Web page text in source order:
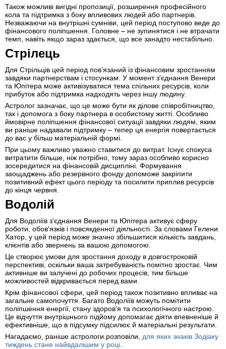
Також можливі вигідні пропозиції, розширення професійного
кола та підтримка з боку впливових людей або партнерів.
Незважаючи на внутрішні сумніви, цей період поступово веде до
фінансового поліпшення. Головне – не зупинятися і не втрачати
темп, навіть якщо зараз здається, що все занадто нестабільно.
Стрілець
Для Стрільців цей період пов'язаний із фінансовим зростанням
завдяки партнерствам і стосункам. У момент з'єднання Венери
та Юпітера може активізуватися тема спільних ресурсів, коли
прибуток або підтримка надходять через іншу людину.
Астролог зазначає, що це може бути як ділове співробітництво,
так і допомога з боку партнера в особистому житті. Особливо
ймовірне поліпшення фінансової ситуації завдяки людям, яким
ви раніше надавали підтримку – тепер ця енергія повертається
до вас у більш матеріальній формі.
При цьому важливо уважно ставитися до витрат. Існує спокуса
витратити більше, ніж потрібно, тому зараз особливо корисно
зосередитися на фінансовій дисципліні. Формування
заощаджень або резервного фонду допоможе закріпити
позитивний ефект цього періоду та посилити приплив ресурсів
до кінця червня.
Водолій
Для Водоліїв з'єднання Венери та Юпітера активує сферу
роботи, обов'язків і повсякденної діяльності. За словами Гелени
Хатор, у цей період може значно збільшитися кількість завдань,
клієнтів або звернень за вашою допомогою.
Це створює умови для зростання доходу в довгостроковій
перспективі, оскільки ваша затребуваність помітно зростає. Чим
активніше ви залучені до робочих процесів, тим більше
можливостей відкривається перед вами.
Крім фінансової сфери, цей період також позитивно впливає на
загальне самопочуття. Багато Водоліїв можуть помітити
поліпшення енергії, стану здоров'я та психологічного настрою.
Це відчуття внутрішнього підйому допомагає діяти впевненіше й
ефективніше, що в підсумку підсилює й матеріальні результати.
Нагадаємо, раніше астрологи розповіли, для яких знаків Зодіаку
тиждень стане найвдалішим у році